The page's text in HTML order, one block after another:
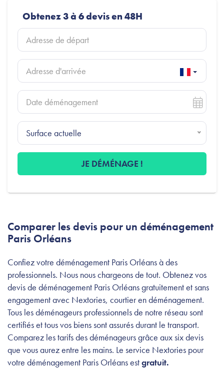
Obtenez 3 à 6 devis en 48H
Surface actuelle
JE DÉMÉNAGE !
Comparer les devis pour un déménagement
Paris Orléans
Confiez votre déménagement Paris Orléans à des
professionnels. Nous nous chargeons de tout. Obtenez vos
devis de déménagement Paris Orléans gratuitement et sans
engagement avec Nextories, courtier en déménagement.
Tous les déménageurs professionnels de notre réseau sont
certifiés et tous vos biens sont assurés durant le transport.
Comparez les tarifs des déménageurs grâce aux six devis
que vous aurez entre les mains. Le service Nextories pour
votre déménagement Paris Orléans estgratuit.